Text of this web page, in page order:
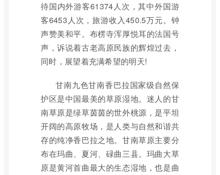
待国内外游客61374人次，其中外国游
客6453人次，旅游收入450.5万元。钟
声赞美和平。布楞寺浑厚悦耳的法国号
声，诉说着古老高原民族的辉煌过去，
同时，展望着充满希望的明天!
甘南九色甘南香巴拉国家级自然保
护区是中国最美的草原湿地。迷人的甘
南草原是绿草茵茵的世外桃源，是平坦
开阔的高原牧场，是人类与自然和谐共
存的纯净香巴拉之地。甘南草原主要分
布在玛曲、夏河、碌曲三县。玛曲大草
原是黄河首曲最大的生态湿地，也是曲